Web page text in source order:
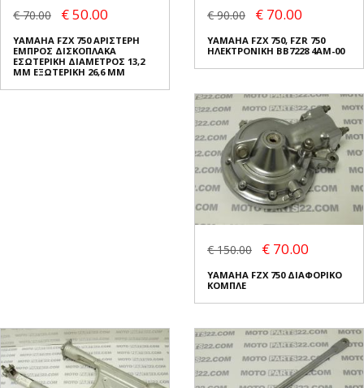
€ 70.00 € 50.00
YAMAHA FZX 750 ΑΡΙΣΤΕΡΗ
ΕΜΠΡΟΣ ΔΙΣΚΟΠΛΑΚΑ
ΕΣΩΤΕΡΙΚΗ ΔΙΑΜΕΤΡΟΣ 13,2
ΜΜ ΕΞΩΤΕΡΙΚΗ 26,6 ΜΜ
€ 90.00 € 70.00
YAMAHA FZX 750, FZR 750
ΗΛΕΚΤΡΟΝΙΚΗ BB7228 4AM-00
€ 150.00 € 70.00
YAMAHA FZX 750 ΔΙΑΦΟΡΙΚΟ
ΚΟΜΠΛΕ